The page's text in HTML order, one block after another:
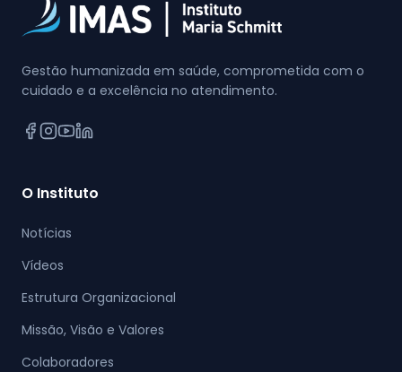
Gestão humanizada em saúde, comprometida com o
cuidado e a excelência no atendimento.
O Instituto
Notícias
Vídeos
Estrutura Organizacional
Missão, Visão e Valores
Colaboradores